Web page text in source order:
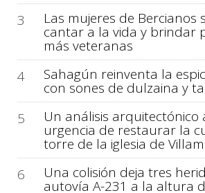
3
Las mujeres de Bercianos
cantar a la vida y brindar
más veteranas
4
Sahagún reinventa la
con sones de dulzaina y
5
Un análisis arquitectónico
urgencia de restaurar la
torre de la iglesia de
6
Una colisión deja tres
autovía A-231 a la altura